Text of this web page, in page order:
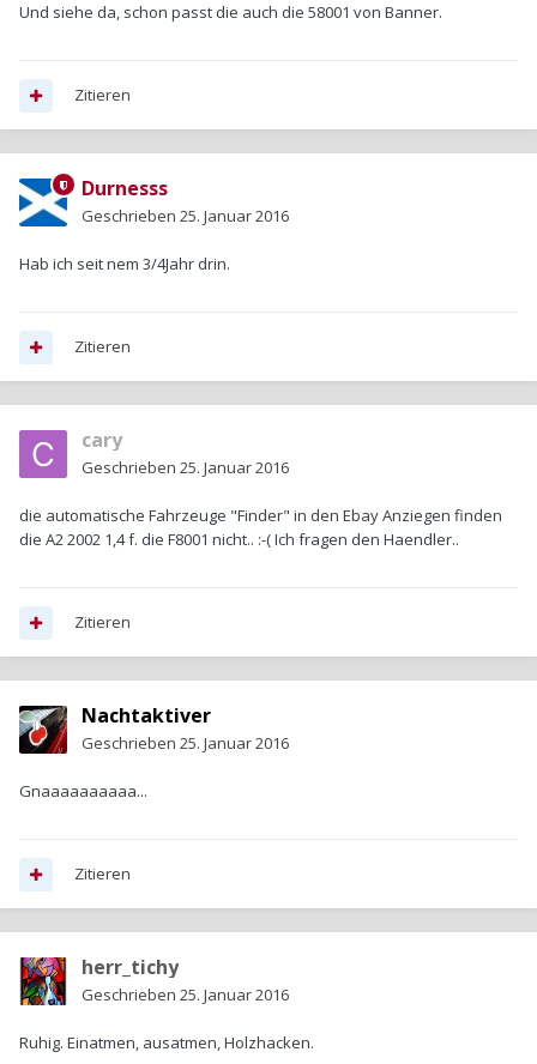
Und siehe da, schon passt die auch die 58001 von Banner.
Zitieren
Durnesss
Geschrieben 25. Januar 2016
Hab ich seit nem 3/4Jahr drin.
Zitieren
cary
Geschrieben 25. Januar 2016
die automatische Fahrzeuge "Finder" in den Ebay Anziegen finden
die A2 2002 1,4 f. die F8001 nicht.. :-( Ich fragen den Haendler..
Zitieren
Nachtaktiver
Geschrieben 25. Januar 2016
Gnaaaaaaaaaa...
Zitieren
herr_tichy
Geschrieben 25. Januar 2016
Ruhig. Einatmen, ausatmen, Holzhacken.